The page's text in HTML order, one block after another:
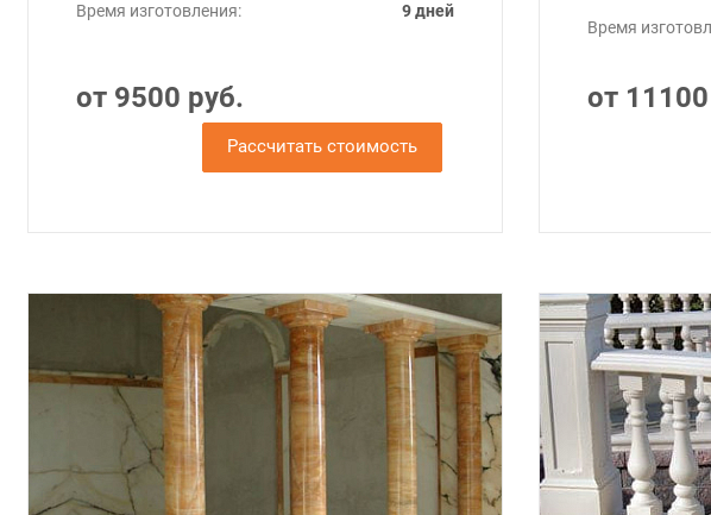
Время изготовления: 9 дней
от 9500 руб.
Рассчитать стоимость
Время
от